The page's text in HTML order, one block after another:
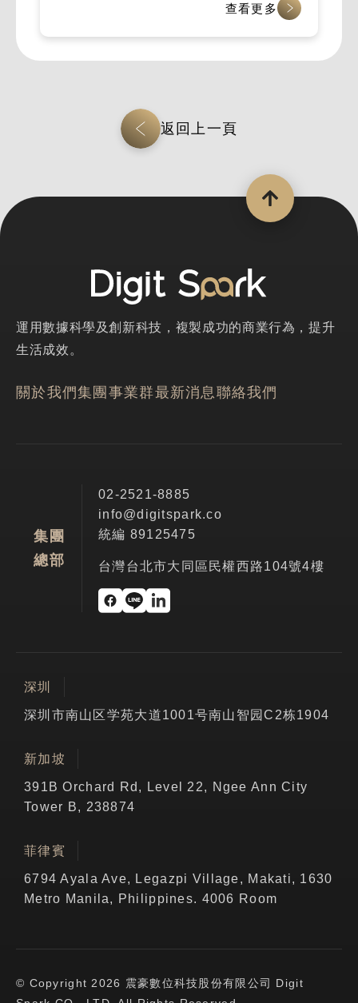
查看更多
返回上一頁
運用數據科學及創新科技，複製成功的商業行為，提升
生活成效。
關於我們集團事業群最新消息聯絡我們
集團
總部
02-2521-8885
info@digitspark.co
統編 89125475
台灣台北市大同區民權西路104號4樓
深圳
深圳市南山区学苑大道1001号南山智园C2栋1904
新加坡
391B Orchard Rd, Level 22, Ngee Ann City
Tower B, 238874
菲律賓
6794 Ayala Ave, Legazpi Village, Makati, 1630
Metro Manila, Philippines. 4006 Room
© Copyright 2026 震豪數位科技股份有限公司 Digit